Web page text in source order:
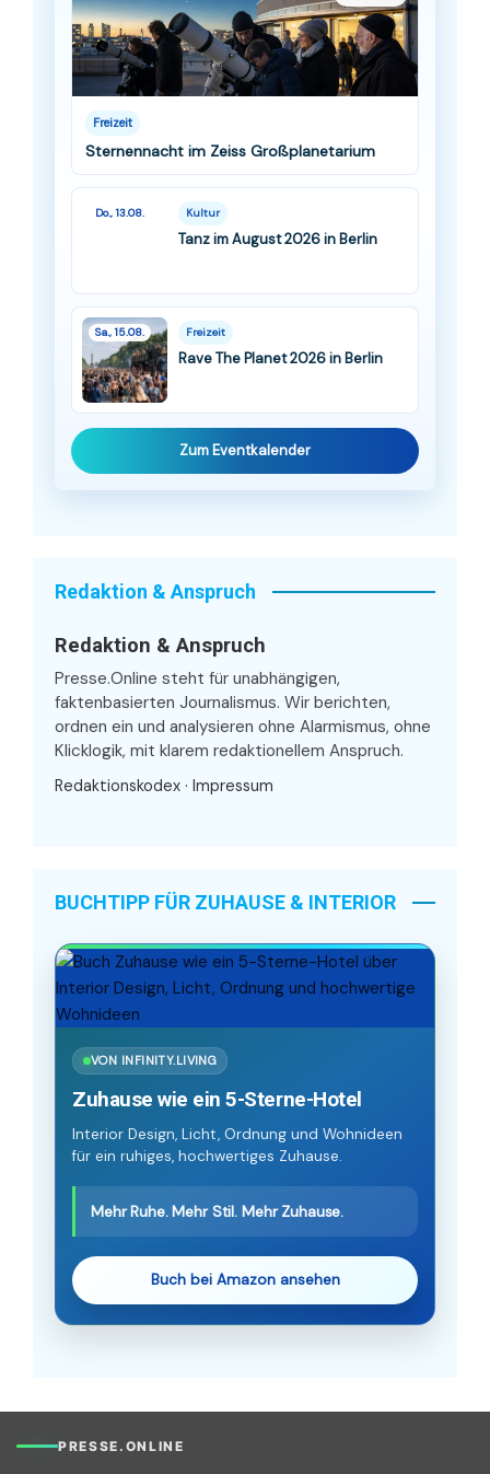
Freizeit
Sternennacht im Zeiss Großplanetarium
Do., 13.08. Kultur
Tanz im August 2026 in Berlin
Sa., 15.08. Freizeit
Rave The Planet 2026 in Berlin
Zum Eventkalender
Redaktion & Anspruch
Redaktion & Anspruch
Presse.Online steht für unabhängigen,
faktenbasierten Journalismus. Wir berichten,
ordnen ein und analysieren ohne Alarmismus, ohne
Klicklogik, mit klarem redaktionellem Anspruch.
Redaktionskodex · Impressum
BUCHTIPP FÜR ZUHAUSE & INTERIOR
VON INFINITY.LIVING
Zuhause wie ein 5-Sterne-Hotel
Interior Design, Licht, Ordnung und Wohnideen
für ein ruhiges, hochwertiges Zuhause.
Mehr Ruhe. Mehr Stil. Mehr Zuhause.
Buch bei Amazon ansehen
PRESSE.ONLINE